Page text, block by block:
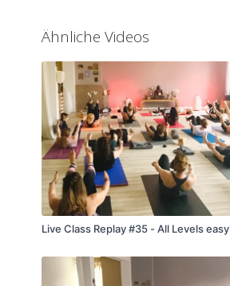
Ähnliche Videos
Live Class Replay #35 - All Levels easy